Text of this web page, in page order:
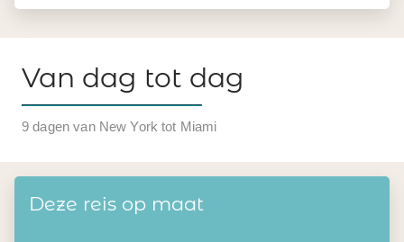
Van dag tot dag
9 dagen van New York tot Miami
Deze reis op maat